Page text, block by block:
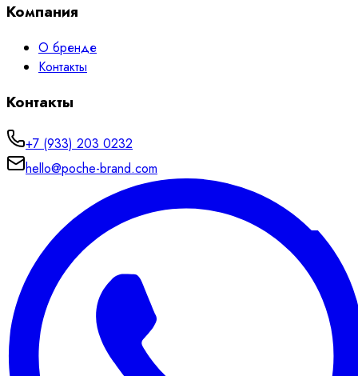
Компания
О бренде
Контакты
Контакты
+7 (933) 203 0232
hello@poche-brand.com